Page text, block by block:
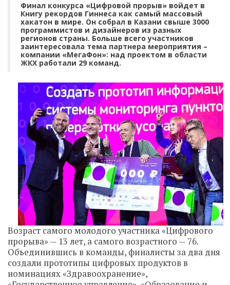
Финал конкурса «Цифровой прорыв» войдет в
Книгу рекордов Гиннеса как самый массовый
хакатон в мире. Он собрал в Казани свыше 3000
программистов и дизайнеров из разных
регионов страны. Больше всего участников
заинтересовала тема партнера мероприятия –
компании «МегаФон»: над проектом в области
ЖКХ работали 29 команд.
Возраст самого молодого участника «Цифрового
прорыва» — 13 лет, а самого возрастного — 76.
Объединившись в команды, финалисты за два дня
создали прототипы цифровых продуктов в
номинациях «Здравоохранение»,